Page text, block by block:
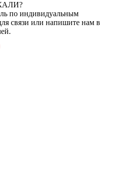
по индивидуальным
связи или напишите нам в